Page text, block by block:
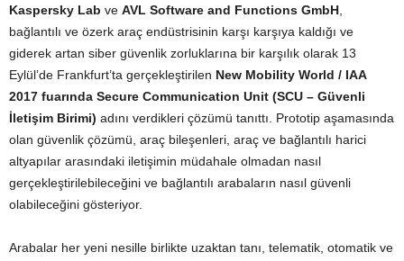
Kaspersky Lab ve AVL Software and Functions GmbH
bağlantılı ve özerk araç endüstrisinin karşı karşıya kaldığı ve
giderek artan siber güvenlik zorluklarına bir karşılık olarak 13
Eylül’de Frankfurt’ta gerçekleştirilen New Mobility World / IAA
2017 fuarında Secure Communication Unit (SCU – Güvenli
İletişim Birimi) adını verdikleri çözümü tanıttı. Prototip aşamasında
olan güvenlik çözümü, araç bileşenleri, araç ve bağlantılı harici
altyapılar arasındaki iletişimin müdahale olmadan nasıl
gerçekleştirilebileceğini ve bağlantılı arabaların nasıl güvenli
olabileceğini gösteriyor.
Arabalar her yeni nesille birlikte uzaktan tanı, telematik, otomatik ve